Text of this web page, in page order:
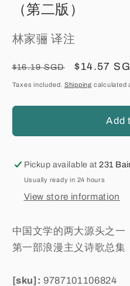
modal
（第二版）
林家骊 译注
Regular
price
$16.19 SGD
Sale
price
$14.57
Taxes included. Shipping calculated
Add
Pickup available at231
Usually ready in 24 hours
View store information
中国文学的两大源头之一
第一部浪漫主义诗歌总集
[sku]: 9787101106824